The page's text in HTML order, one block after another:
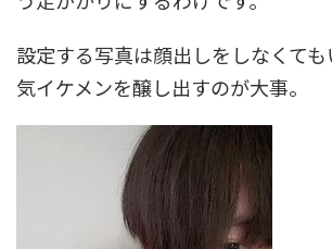
設定する写真は顔出しをしなくて
気イケメンを醸し出すのが大事。